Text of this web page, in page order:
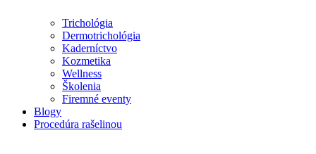
Trichológia
Dermotrichológia
Kaderníctvo
Kozmetika
Wellness
Školenia
Firemné eventy
Blogy
Procedúra rašelinou